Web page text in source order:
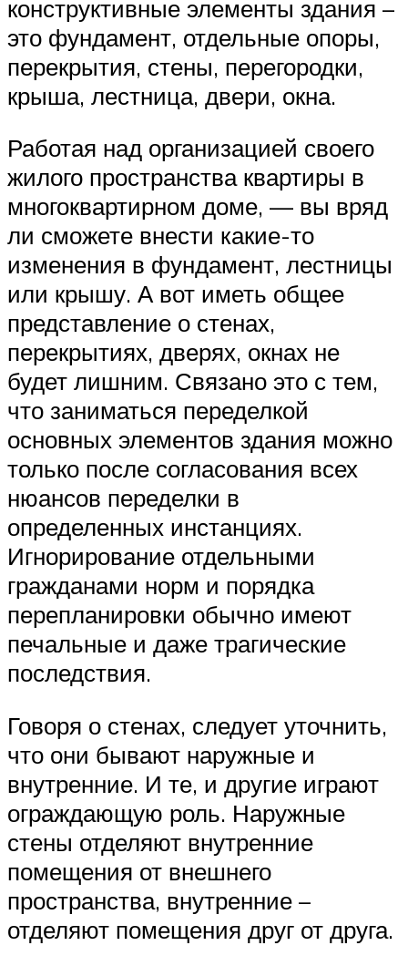
конструктивные элементы здания –
это фундамент, отдельные опоры,
перекрытия, стены, перегородки,
крыша, лестница, двери, окна.
Работая над организацией своего
жилого пространства квартиры в
многоквартирном доме, — вы вряд
ли сможете внести какие-то
изменения в фундамент, лестницы
или крышу. А вот иметь общее
представление о стенах,
перекрытиях, дверях, окнах не
будет лишним. Связано это с тем,
что заниматься переделкой
основных элементов здания можно
только после согласования всех
нюансов переделки в
определенных инстанциях.
Игнорирование отдельными
гражданами норм и порядка
перепланировки обычно имеют
печальные и даже трагические
последствия.
Говоря о стенах, следует уточнить,
что они бывают наружные и
внутренние. И те, и другие играют
ограждающую роль. Наружные
стены отделяют внутренние
помещения от внешнего
пространства, внутренние –
отделяют помещения друг от друга.